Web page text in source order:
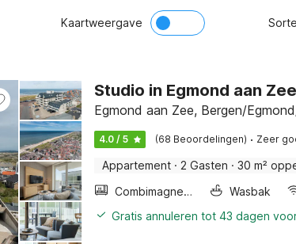
Kaartweergave
Studio in Egmond aan
Egmond aan Zee, Bergen/
4.0 / 5 (68 Beoordelingen) · Zeer
Appartement · 2 Gasten · 30 m²
Combimagnetron
Wasbak
Gratis annuleren tot 43 dagen